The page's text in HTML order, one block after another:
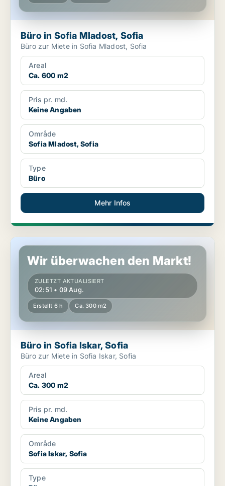
Büro in Sofia Mladost, Sofia
Büro zur Miete in Sofia Mladost, Sofia
Areal
Ca. 600 m2
Pris pr. md.
Keine Angaben
Område
Sofia Mladost, Sofia
Type
Büro
Mehr Infos
Büro in Sofia Iskar, Sofia
Wir überwachen den Markt!
ZULETZT AKTUALISIERT
02:51 • 09 Aug.
Erstellt 6 h Ca. 300 m2
Büro in Sofia Iskar, Sofia
Büro zur Miete in Sofia Iskar, Sofia
Areal
Ca. 300 m2
Pris pr. md.
Keine Angaben
Område
Sofia Iskar, Sofia
Type